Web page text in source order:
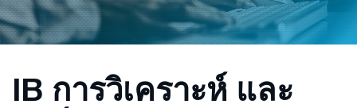
IB การวิเคราะห์ และ